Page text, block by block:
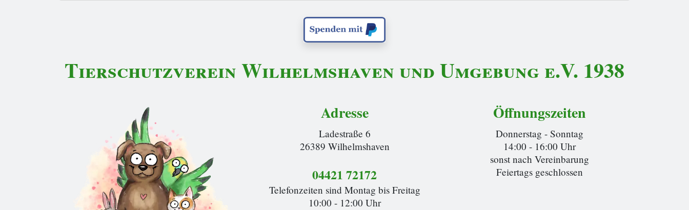
Tierschutzverein Wilhelmshaven und Umgebung e.V. 1938
Adresse
Ladestraße 6
26389 Wilhelmshaven
04421 72172
Telefonzeiten sind Montag bis Freitag
10:00 - 12:00 Uhr
Öffnungszeiten
Donnerstag - Sonntag
14:00 - 16:00 Uhr
sonst nach Vereinbarung
Feiertags geschlossen